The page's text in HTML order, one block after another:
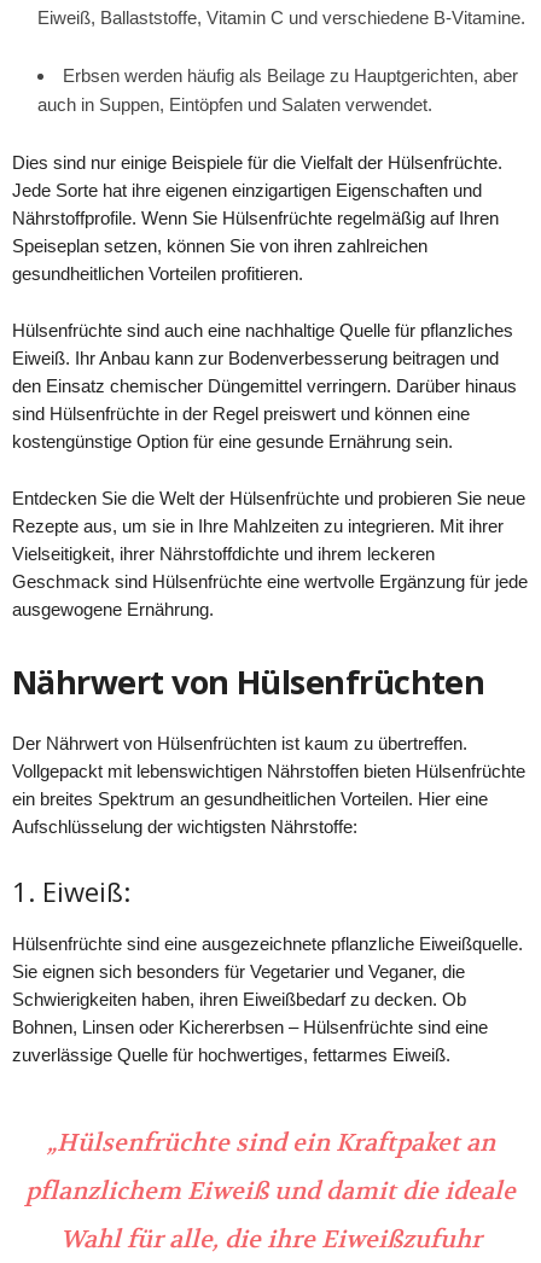
Eiweiß, Ballaststoffe, Vitamin C und verschiedene B-Vitamine.
Erbsen werden häufig als Beilage zu Hauptgerichten, aber
auch in Suppen, Eintöpfen und Salaten verwendet.
Dies sind nur einige Beispiele für die Vielfalt der Hülsenfrüchte.
Jede Sorte hat ihre eigenen einzigartigen Eigenschaften und
Nährstoffprofile. Wenn Sie Hülsenfrüchte regelmäßig auf Ihren
Speiseplan setzen, können Sie von ihren zahlreichen
gesundheitlichen Vorteilen profitieren.
Hülsenfrüchte sind auch eine nachhaltige Quelle für pflanzliches
Eiweiß. Ihr Anbau kann zur Bodenverbesserung beitragen und
den Einsatz chemischer Düngemittel verringern. Darüber hinaus
sind Hülsenfrüchte in der Regel preiswert und können eine
kostengünstige Option für eine gesunde Ernährung sein.
Entdecken Sie die Welt der Hülsenfrüchte und probieren Sie neue
Rezepte aus, um sie in Ihre Mahlzeiten zu integrieren. Mit ihrer
Vielseitigkeit, ihrer Nährstoffdichte und ihrem leckeren
Geschmack sind Hülsenfrüchte eine wertvolle Ergänzung für jede
ausgewogene Ernährung.
Nährwert von Hülsenfrüchten
Der Nährwert von Hülsenfrüchten ist kaum zu übertreffen.
Vollgepackt mit lebenswichtigen Nährstoffen bieten Hülsenfrüchte
ein breites Spektrum an gesundheitlichen Vorteilen. Hier eine
Aufschlüsselung der wichtigsten Nährstoffe:
1. Eiweiß:
Hülsenfrüchte sind eine ausgezeichnete pflanzliche Eiweißquelle.
Sie eignen sich besonders für Vegetarier und Veganer, die
Schwierigkeiten haben, ihren Eiweißbedarf zu decken. Ob
Bohnen, Linsen oder Kichererbsen – Hülsenfrüchte sind eine
zuverlässige Quelle für hochwertiges, fettarmes Eiweiß.
„Hülsenfrüchte sind ein Kraftpaket an
pflanzlichem Eiweiß und damit die ideale
Wahl für alle, die ihre Eiweißzufuhr